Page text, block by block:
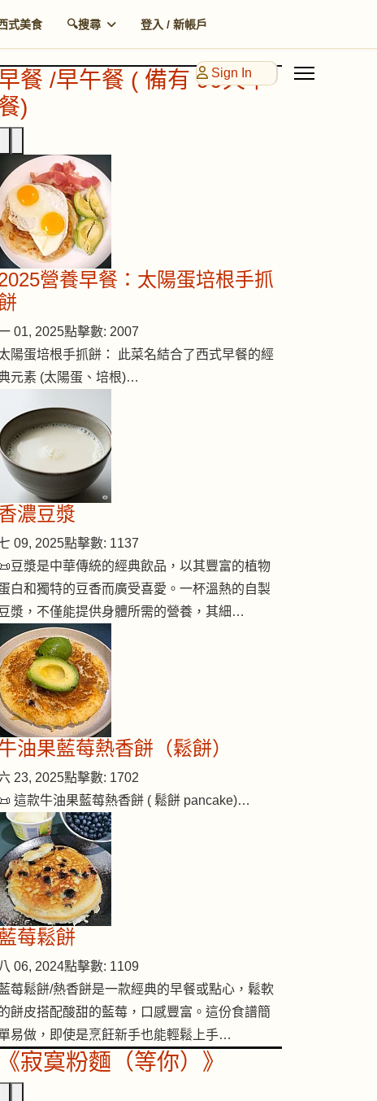
式美食 🔍搜尋 登入 / 新帳戶
Sign In
餐 /早午餐 ( 備有 90天早
)
營養早餐：太陽蛋培根手抓
01, 2025點擊數: 2007
陽蛋培根手抓餅： 此菜名結合了西式早餐的經
元素 (太陽蛋、培根)…
濃豆漿
09, 2025點擊數: 1137
豆漿是中華傳統的經典飲品，以其豐富的植物
白和獨特的豆香而廣受喜愛。一杯溫熱的自製
豆漿，不僅能提供身體所需的營養，其細…
油果藍莓熱香餅（鬆餅）
23, 2025點擊數: 1702
這款牛油果藍莓熱香餅 ( 鬆餅 pancake)…
莓鬆餅
八 06, 2024點擊數: 1109
莓鬆餅/熱香餅是一款經典的早餐或點心，鬆軟
餅皮搭配酸甜的藍莓，口感豐富。這份食譜簡
易做，即使是烹飪新手也能輕鬆上手…
《寂寞粉麵（等你）》